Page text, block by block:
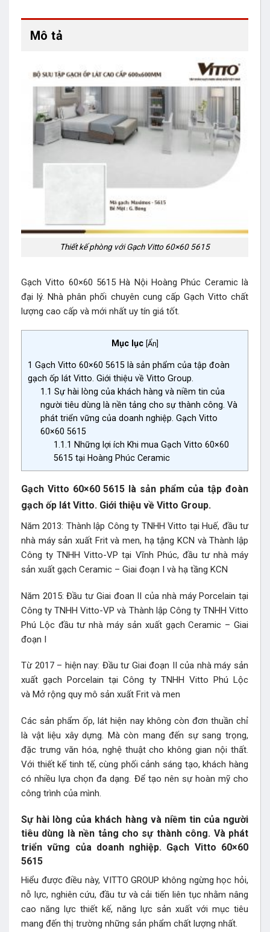
Mô tả
Thiết kế phòng với Gạch Vitto 60×60 5615
Gạch Vitto 60×60 5615 Hà Nội Hoàng Phúc Ceramic là
đại lý. Nhà phân phối chuyên cung cấp Gạch Vitto chất
lượng cao cấp và mới nhất uy tín giá tốt.
Mục lục Ẩn
1 Gạch Vitto 60×60 5615 là sản phẩm của tập đoàn
gạch ốp lát Vitto. Giới thiệu về Vitto Group.
1.1 Sự hài lòng của khách hàng và niềm tin của
người tiêu dùng là nền tảng cho sự thành công. Và
phát triển vững của doanh nghiệp. Gạch Vitto
60×60 5615
1.1.1 Những lợi ích Khi mua Gạch Vitto 60×60
5615 tại Hoàng Phúc Ceramic
Gạch Vitto 60×60 5615 là sản phẩm của tập đoàn
gạch ốp lát Vitto. Giới thiệu về Vitto Group.
Năm 2013: Thành lập Công ty TNHH Vitto tại Huế, đầu tư
nhà máy sản xuất Frit và men, hạ tậng KCN và Thành lập
Công ty TNHH Vitto-VP tại Vĩnh Phúc, đầu tư nhà máy
sản xuất gạch Ceramic – Giai đoạn I và hạ tầng KCN
Năm 2015: Đầu tư Giai đoan II của nhà máy Porcelain tại
Công ty TNHH Vitto-VP và Thành lập Công ty TNHH Vitto
Phú Lộc đầu tư nhà máy sản xuất gạch Ceramic – Giai
đoạn I
Từ 2017 – hiện nay: Đầu tư Giai đoạn II của nhà máy sản
xuất gạch Porcelain tại Công ty TNHH Vitto Phú Lộc
và Mở rộng quy mô sản xuất Frit và men
Các sản phẩm ốp, lát hiện nay không còn đơn thuần chỉ
là vật liệu xây dựng. Mà còn mang đến sự sang trọng,
đặc trưng văn hóa, nghệ thuật cho không gian nội thất.
Với thiết kế tinh tế, cùng phối cảnh sáng tạo, khách hàng
có nhiều lựa chọn đa dạng. Để tạo nên sự hoàn mỹ cho
công trình của mình.
Sự hài lòng của khách hàng và niềm tin của người
tiêu dùng là nền tảng cho sự thành công. Và phát
triển vững của doanh nghiệp. Gạch Vitto 60×60
5615
Hiểu được điều này, VITTO GROUP không ngừng học hỏi,
nỗ lực, nghiên cứu, đầu tư và cải tiến liên tục nhằm nâng
cao năng lực thiết kế, năng lực sản xuất với mục tiêu
mang đến thị trường những sản phẩm chất lượng nhất.